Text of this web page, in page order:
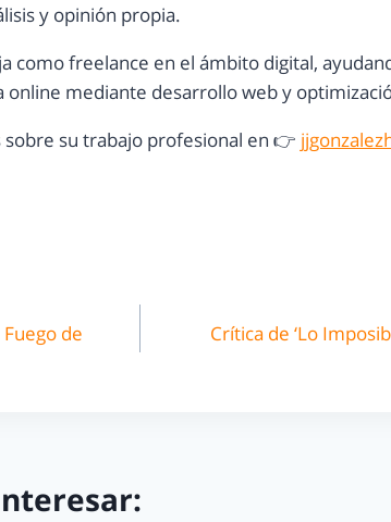
y opinión propia.
como freelance en el ámbito digital,
online mediante desarrollo web y
sobre su trabajo profesional en 👉
de
Crítica de ‘Lo